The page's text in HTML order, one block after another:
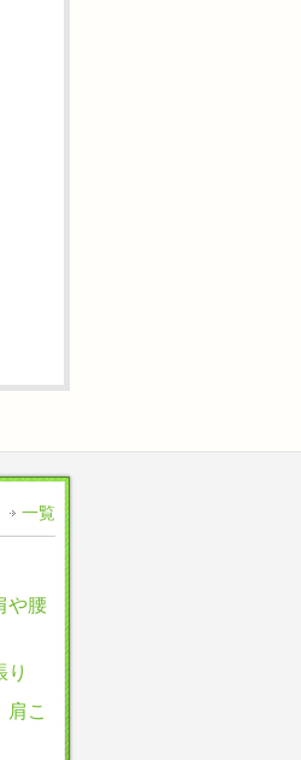
一覧
や腰
り
肩こ